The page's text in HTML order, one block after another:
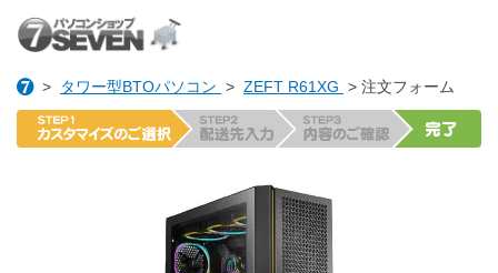
> タワー型BTOパソコン > ZEFT R61XG > 注文フォーム